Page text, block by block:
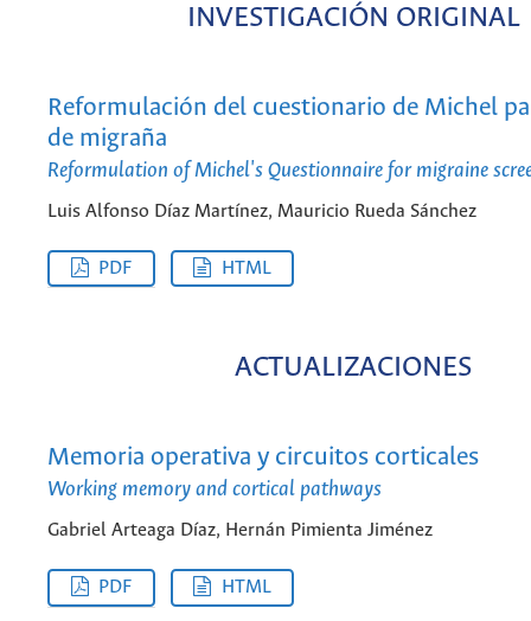
INVESTIGACIÓN ORIGINAL
Reformulación del cuestionario de Michel
de migraña
Reformulation of Michel's Questionnaire for migraine
Luis Alfonso Díaz Martínez, Mauricio Rueda Sánchez
PDF HTML
ACTUALIZACIONES
Memoria operativa y circuitos corticales
Working memory and cortical pathways
Gabriel Arteaga Díaz, Hernán Pimienta Jiménez
PDF HTML